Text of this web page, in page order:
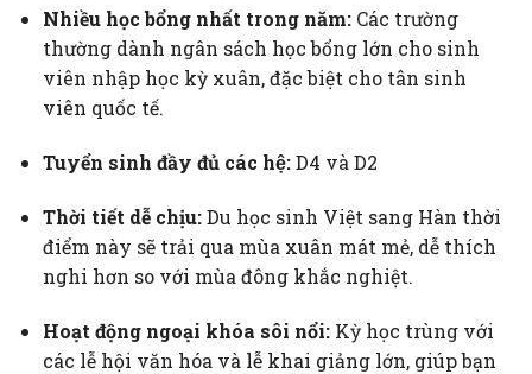
Nhiều học bổng nhất trong năm:Các trường
thường dành ngân sách học bổng lớn cho sinh
viên nhập học kỳ xuân, đặc biệt cho tân sinh
viên quốc tế.
Tuyển sinh đầy đủ các hệ:D4 và D2
Thời tiết dễ chịu:Du học sinh Việt sang Hàn thời
điểm này sẽ trải qua mùa xuân mát mẻ, dễ thích
nghi hơn so với mùa đông khắc nghiệt.
Hoạt động ngoại khóa sôi nổi:Kỳ học trùng với
các lễ hội văn hóa và lễ khai giảng lớn, giúp bạn